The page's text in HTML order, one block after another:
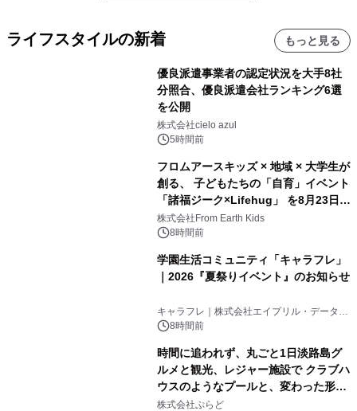
ライフスタイルの新着 もっと見る
優良派遣事業者の認定状況を大手8社
分照合、優良派遣会社ランキング6選
を公開
株式会社cielo azul
5時間前
フロムアースキッズ × 地域 × 大学生が
創る、 子どもたちの「自育」イベント
「諸福ジーク×Lifehug」 を8月23日
(日)開催
株式会社From Earth Kids
8時間前
学園生活コミュニティ「キャラフレ」
｜2026『夏祭りイベント』のお知らせ
キャラフレ｜株式会社エイプリル・データ・
デザインズ
8時間前
時間に追われず、丸ごと1日淡路島グ
ルメと観光、レジャー施設で クラブハ
ウスのようなプールと、変わった形の
サウナも 「THE BOXY AWAJI」のお
株式会社ぷらど